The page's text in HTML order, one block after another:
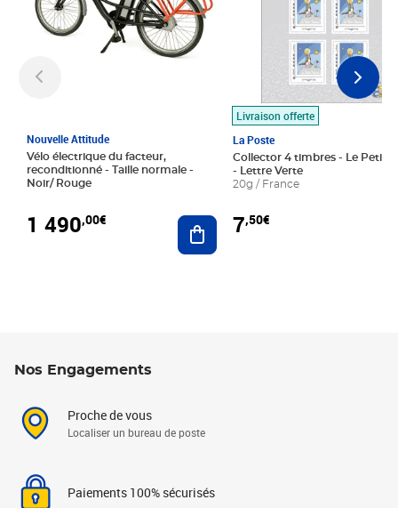
Nouvelle Attitude
Vélo électrique du facteur,
reconditionné - Taille normale -
Noir/ Rouge
1 490,00€ Ajouter au panier
Livraison offerte
La Poste
Collector 4 timbres - Le Petit
- Lettre Verte
20g / France
7,50€
Nos Engagements
Proche de vous
Localiser un bureau de poste
Paiements 100% sécurisés